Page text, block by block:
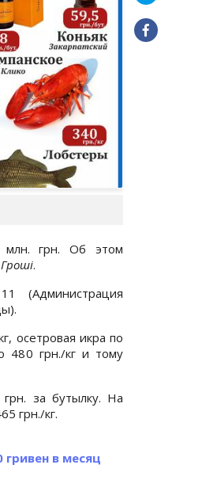
млн. грн. Об этом
.
(Администрация
осетровая икра по
480 грн./кг и тому
за бутылку. На
грн./кг.
в месяц